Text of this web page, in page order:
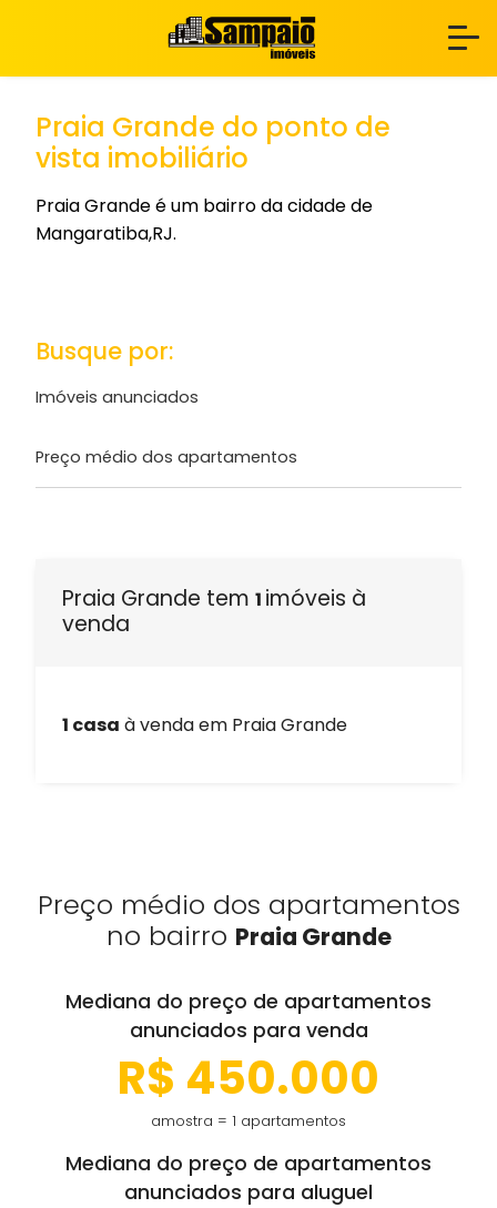
Praia Grande do ponto de
vista imobiliário
Praia Grande é um bairro da cidade de
Mangaratiba,RJ.
Busque por:
Imóveis anunciados
Preço médio dos apartamentos
Praia Grande tem 1 imóveis à
venda
1 casa à venda em Praia Grande
Preço médio dos apartamentos
no bairro Praia Grande
Mediana do preço de apartamentos
anunciados para venda
R$ 450.000
amostra = 1 apartamentos
Mediana do preço de apartamentos
anunciados para aluguel